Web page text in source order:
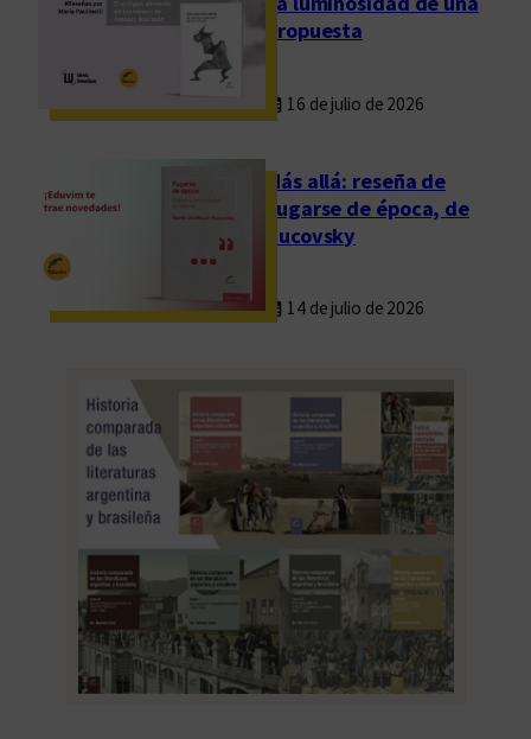
propuesta
16 de julio de 2026
Más allá: reseña de
Fugarse de época, de
Rucovsky
14 de julio de 2026